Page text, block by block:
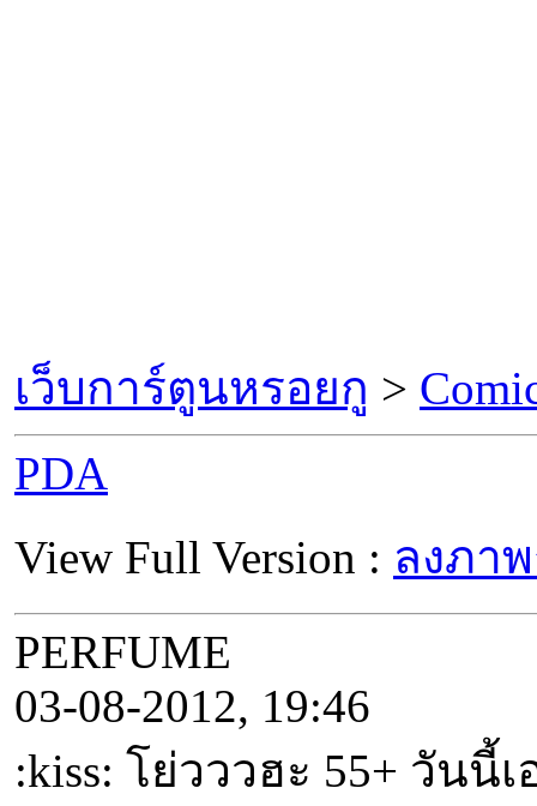
เว็บการ์ตูนหรอยกู >
PDA
View Full Version : ลงภา
PERFUME
03-08-2012, 19:46
:kiss: โย่วววฮะ 55+ วัน